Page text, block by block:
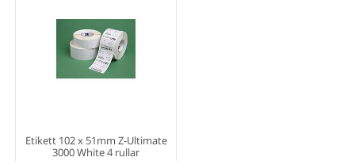
Etikett 102 x 51mm Z-Ultimate
3000 White 4 rullar